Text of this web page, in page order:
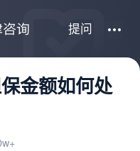
提问
金额如何处